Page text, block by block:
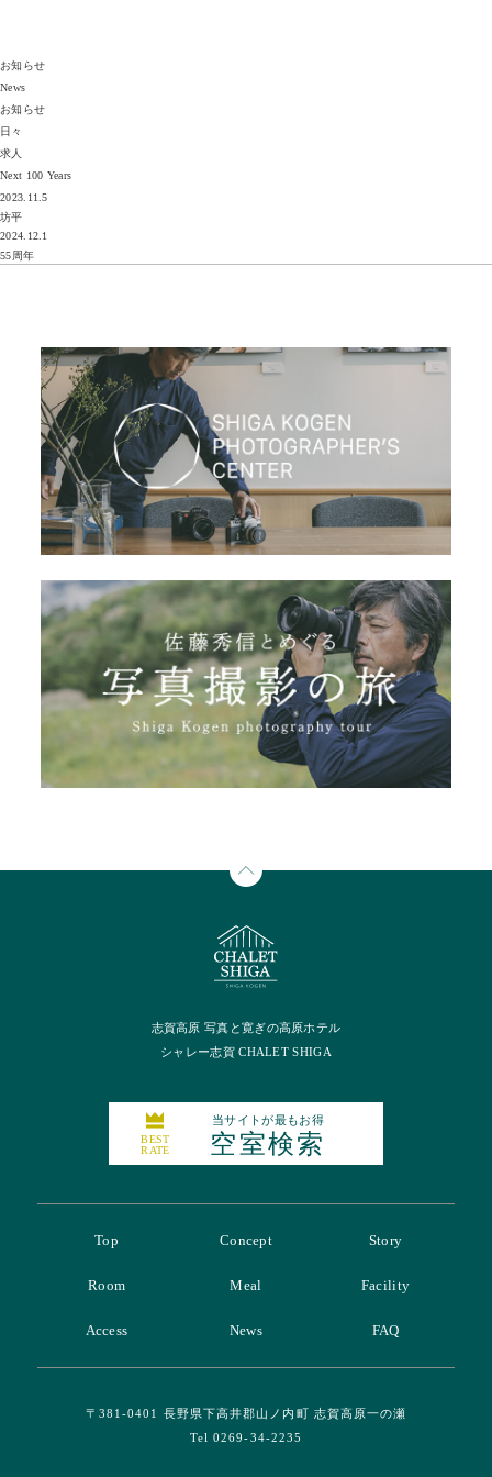
お知らせ
News
お知らせ
日々
求人
Next 100 Years
2023.11.5
坊平
2024.12.1
55周年
志賀高原 写真と寛ぎの高原ホテル
シャレー志賀 CHALET SHIGA
BEST
RATE
当サイトが最もお得
空室検索
Top Concept Story
Room Meal Facility
Access News FAQ
〒381-0401 長野県下高井郡山ノ内町 志賀高原一の瀬
Tel 0269-34-2235
Facility 館内
News 最新情報
FAQ ご質問
Contact
お問合せ 交通アクセス
BEST RATE
Reserve
空室検索
当サイトが最もお得